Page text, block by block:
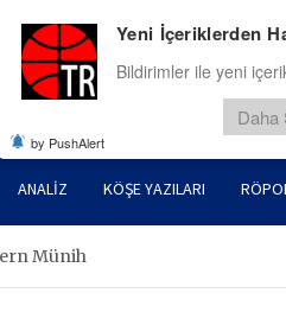
ANALIZ KÖŞE YAZILARI
Münih
Yeni İçeriklerden
Bildirimler ile yeni
Daha
by PushAlert